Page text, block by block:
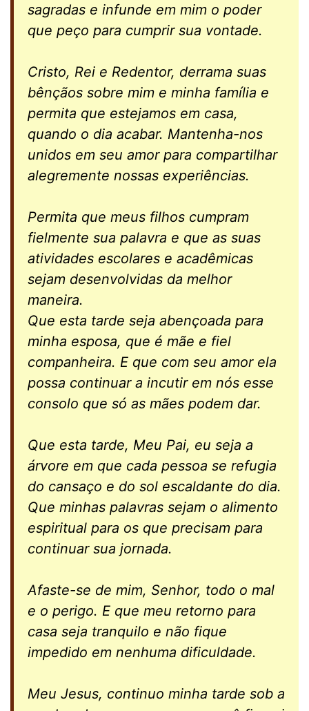
sagradas e infunde em mim o poder
que peço para cumprir sua vontade.
Cristo, Rei e Redentor, derrama suas
bênçãos sobre mim e minha família e
permita que estejamos em casa,
quando o dia acabar. Mantenha-nos
unidos em seu amor para compartilhar
alegremente nossas experiências.
Permita que meus filhos cumpram
fielmente sua palavra e que as suas
atividades escolares e acadêmicas
sejam desenvolvidas da melhor
maneira.
Que esta tarde seja abençoada para
minha esposa, que é mãe e fiel
companheira. E que com seu amor ela
possa continuar a incutir em nós esse
consolo que só as mães podem dar.
Que esta tarde, Meu Pai, eu seja a
árvore em que cada pessoa se refugia
do cansaço e do sol escaldante do dia.
Que minhas palavras sejam o alimento
espiritual para os que precisam para
continuar sua jornada.
Afaste-se de mim, Senhor, todo o mal
e o perigo. E que meu retorno para
casa seja tranquilo e não fique
impedido em nenhuma dificuldade.
Meu Jesus, continuo minha tarde sob a